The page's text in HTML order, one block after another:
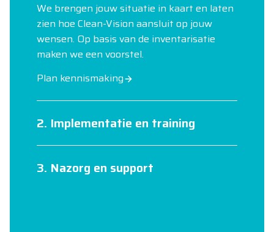
We brengen jouw situatie in kaart en laten
zien hoe Clean-Vision aansluit op jouw
wensen. Op basis van de inventarisatie
maken we een voorstel.
Plan kennismaking
2. Implementatie en training
3. Nazorg en support